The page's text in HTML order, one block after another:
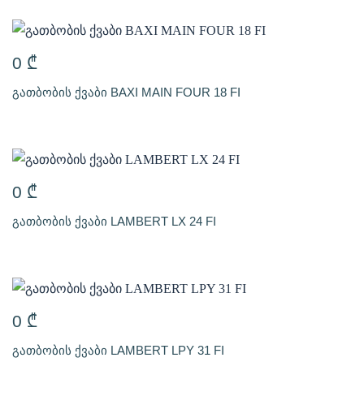
0 ₾
გათბობის ქვაბი BAXI MAIN FOUR 18 FI
0 ₾
გათბობის ქვაბი LAMBERT LX 24 FI
0 ₾
გათბობის ქვაბი LAMBERT LPY 31 FI